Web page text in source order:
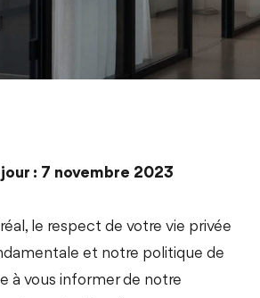
: 7 novembre 2023
le respect de votre vie privée
et notre politique de
à vous informer de notre